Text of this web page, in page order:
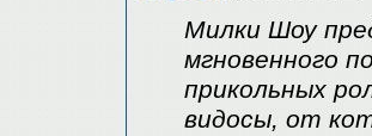
Милки Шоу
мгновенного
прикольных
видосы, от